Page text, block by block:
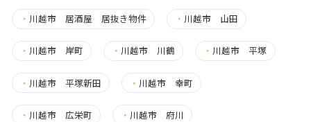
・ 川越市 居酒屋 居抜き物件 ・ 川越市 山田
・ 川越市 岸町 ・ 川越市 川鶴 ・ 川越市 平塚
・ 川越市 平塚新田 ・ 川越市 幸町
・ 川越市 広栄町 ・ 川越市 府川